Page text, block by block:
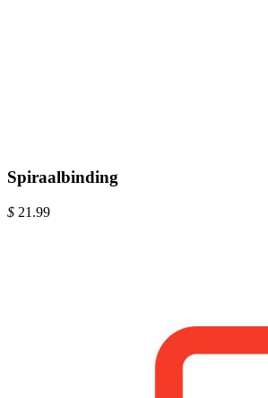
Spiraalbinding
$ 21.99